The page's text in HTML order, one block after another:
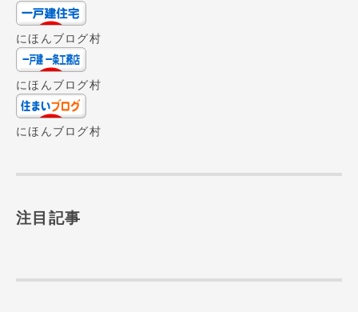
にほんブログ村
にほんブログ村
にほんブログ村
注目記事